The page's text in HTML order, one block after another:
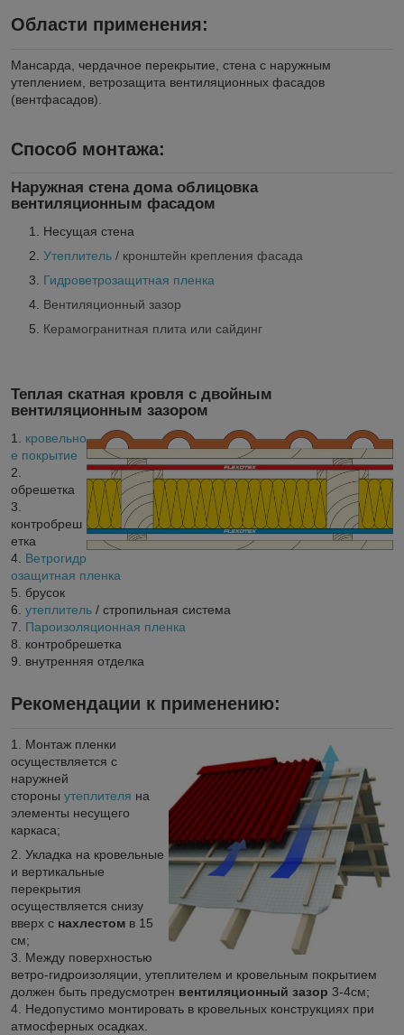
Области применения:
Мансарда, чердачное перекрытие, стена с наружным
утеплением, ветрозащита вентиляционных фасадов
(вентфасадов).
Способ монтажа:
Наружная стена дома облицовка
вентиляционным фасадом
Несущая стена
Утеплитель / кронштейн крепления фасада
Гидроветрозащитная пленка
Вентиляционный зазор
Керамогранитная плита или сайдинг
Теплая скатная кровля с двойным
вентиляционным зазором
1. кровельно
е покрытие
2.
обрешетка
3.
контробреш
етка
4. Ветрогидр
озащитная пленка
5. брусок
6. утеплитель / стропильная система
7. Пароизоляционная пленка
8. контробрешетка
9. внутренняя отделка
Рекомендации к применению:
1. Монтаж пленки
осуществляется с
наружней
стороны утеплителя на
элементы несущего
каркаса;
2. Укладка на кровельные
и вертикальные
перекрытия
осуществляется снизу
вверх с нахлестом в 15
см;
3. Между поверхностью
ветро-гидроизоляции, утеплителем и кровельным покрытием
должен быть предусмотрен вентиляционный зазор 3-4см;
4. Недопустимо монтировать в кровельных конструкциях при
атмосферных осадках.